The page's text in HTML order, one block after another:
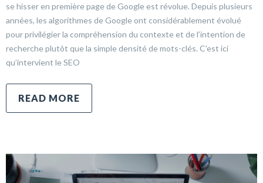
se hisser en première page de Google est révolue. Depuis plusieurs
années, les algorithmes de Google ont considérablement évolué
pour privilégier la compréhension du contexte et de l’intention de
recherche plutôt que la simple densité de mots-clés. C’est ici
qu’intervient le SEO
READ MORE